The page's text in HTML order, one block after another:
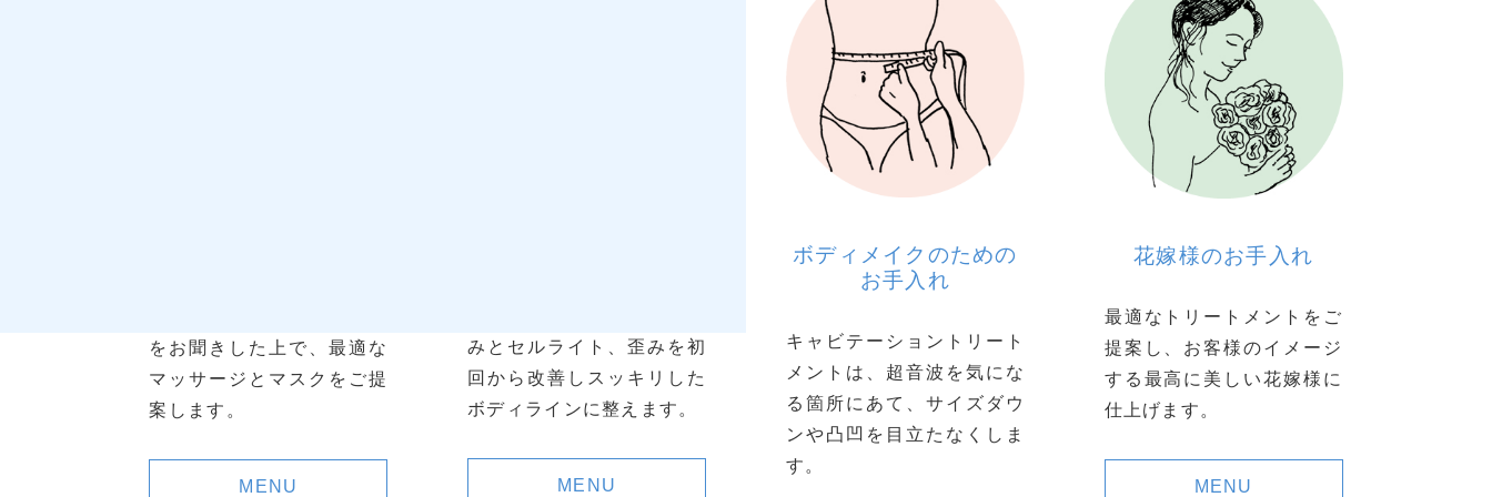
をお聞きした上で、最適な
マッサージとマスクをご提
案します。
MENU
みとセルライト、歪みを初
回から改善しスッキリした
ボディラインに整えます。
MENU
ボディメイクのための
お手入れ
キャビテーショントリート
メントは、超音波を気にな
る箇所にあて、サイズダウ
ンや凸凹を目立たなくしま
す。
花嫁様のお手入れ
最適なトリートメントをご
提案し、お客様のイメージ
する最高に美しい花嫁様に
仕上げます。
MENU